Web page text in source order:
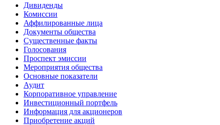
Дивиденды
Комиссии
Аффилированные лица
Документы общества
Существенные факты
Голосования
Проспект эмиссии
Мероприятия общества
Основные показатели
Аудит
Корпоративное управление
Инвестиционный портфель
Информация для акционеров
Приобретение акций